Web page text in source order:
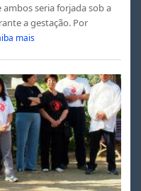
seria forjada sob a
a gestação. Por
mais